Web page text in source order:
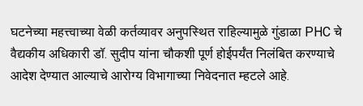
घटनेच्या महत्त्वाच्या वेळी कर्तव्यावर अनुपस्थित राहिल्यामुळे गुंडाळा PHC चे
वैद्यकीय अधिकारी डॉ. सुदीप यांना चौकशी पूर्ण होईपर्यंत निलंबित करण्याचे
आदेश देण्यात आल्याचे आरोग्य विभागाच्या निवेदनात म्हटले आहे.